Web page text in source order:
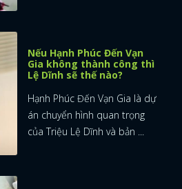
Nếu Hạnh Phúc Đến Vạn
Gia không thành công thì
Lệ Dĩnh sẽ thế nào?
Hạnh Phúc Đến Vạn Gia là dự
án chuyển hình quan trọng
của Triệu Lệ Dĩnh và bản ...